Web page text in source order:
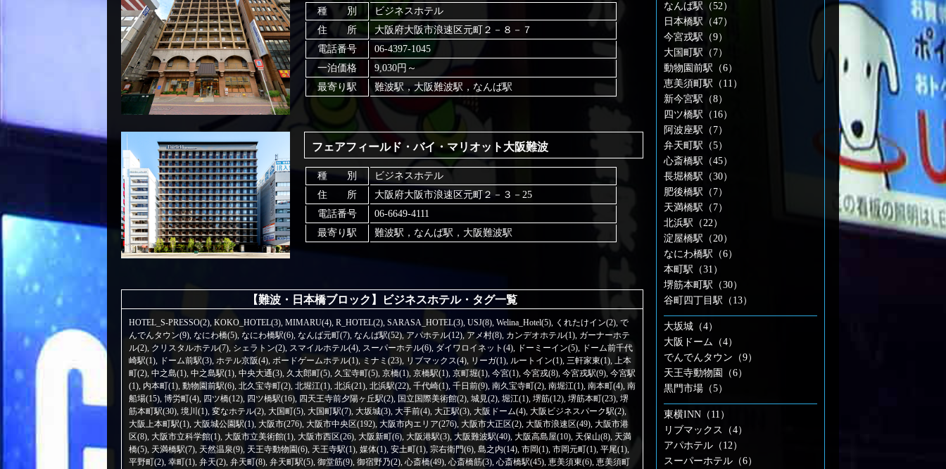
種 別
ビジネスホテル
住 所
大阪府大阪市浪速区元町２－８－７
電話番号
06-4397-1045
一泊価格
9,030円～
最寄り駅
難波駅，大阪難波駅，なんば駅
フェアフィールド・バイ・マリオット大阪難波
種 別
ビジネスホテル
住 所
大阪府大阪市浪速区元町２－３－25
電話番号
06-6649-4111
最寄り駅
難波駅，なんば駅，大阪難波駅
【難波・日本橋ブロック】ビジネスホテル・タグ一覧
HOTEL_S-PRESSO(2), KOKO_HOTEL(3), MIMARU(4), R_HOTEL(2), SARASA_HOTEL(3), USJ(8), Welina_Hotel(5), くれたけイン(2), で
んでんタウン(9), なにわ橋(5), なにわ橋駅(6), なんば元町(7), なんば駅(52), アパホテル(12), アメ村(8), カンデオホテル(1), ガーナーホテ
ル(2), クリスタルホテル(7), シェラトン(2), スマイルホテル(4), スーパーホテル(6), ダイワロイネット(4), ドーミーイン(5), ドーム前千代
崎駅(1), ドーム前駅(3), ホテル京阪(4), ボードゲームホテル(1), ミナミ(23), リブマックス(4), リーガ(1), ルートイン(1), 三軒家東(1), 上本
町(2), 中之島(1), 中之島駅(1), 中央大通(3), 久太郎町(5), 久宝寺町(5), 京橋(1), 京橋駅(1), 京町堀(1), 今宮(1), 今宮戎(8), 今宮戎駅(9), 今宮駅
(1), 内本町(1), 動物園前駅(6), 北久宝寺町(2), 北堀江(1), 北浜(21), 北浜駅(22), 千代崎(1), 千日前(9), 南久宝寺町(2), 南堀江(1), 南本町(4), 南
船場(15), 博労町(4), 四ツ橋(12), 四ツ橋駅(16), 四天王寺前夕陽ヶ丘駅(2), 国立国際美術館(2), 城見(2), 堀江(1), 堺筋(12), 堺筋本町(23), 堺
筋本町駅(30), 境川(1), 変なホテル(2), 大国町(5), 大国町駅(7), 大坂城(3), 大手前(4), 大正駅(3), 大阪ドーム(4), 大阪ビジネスパーク駅(2),
大阪上本町駅(1), 大阪城公園駅(1), 大阪市(276), 大阪市中央区(192), 大阪市内エリア(276), 大阪市大正区(2), 大阪市浪速区(49), 大阪市港
区(8), 大阪市立科学館(1), 大阪市立美術館(1), 大阪市西区(26), 大阪新町(6), 大阪港駅(3), 大阪難波駅(40), 大阪高島屋(10), 天保山(8), 天満
橋(5), 天満橋駅(7), 天然温泉(9), 天王寺動物園(6), 天王寺駅(1), 媒体(1), 安土町(1), 宗右衛門(6), 島之内(14), 市岡(1), 市岡元町(1), 平尾(1),
平野町(2), 幸町(1), 弁天(2), 弁天町(8), 弁天町駅(5), 御堂筋(9), 御宿野乃(2), 心斎橋(49), 心斎橋筋(3), 心斎橋駅(45), 恵美須東(6), 恵美須町
なんば駅（52）
日本橋駅（47）
今宮戎駅（9）
大国町駅（7）
動物園前駅（6）
恵美須町駅（11）
新今宮駅（8）
四ツ橋駅（16）
阿波座駅（7）
弁天町駅（5）
心斎橋駅（45）
長堀橋駅（30）
肥後橋駅（7）
天満橋駅（7）
北浜駅（22）
淀屋橋駅（20）
なにわ橋駅（6）
本町駅（31）
堺筋本町駅（30）
谷町四丁目駅（13）
大坂城（4）
大阪ドーム（4）
でんでんタウン（9）
天王寺動物園（6）
黒門市場（5）
東横INN（11）
リブマックス（4）
アパホテル（12）
スーパーホテル（6）